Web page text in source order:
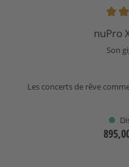
Note moyenne de 4.8 sur
nuPro
Son
Les concerts de rêve